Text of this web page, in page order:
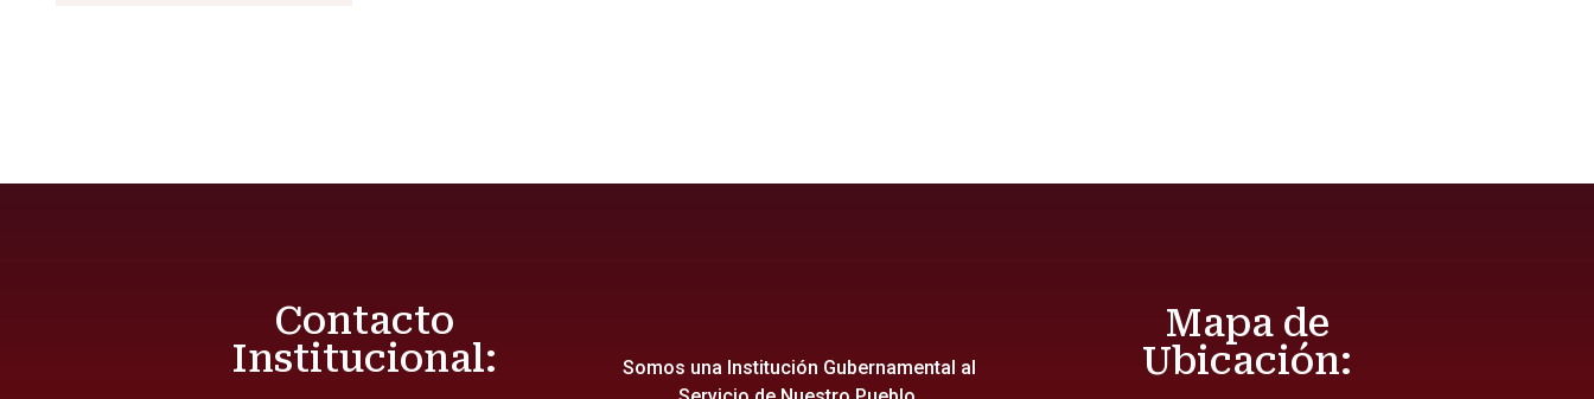
Contacto
Institucional:
Somos una Institución Gubernamental al
Mapa de
Ubicación: